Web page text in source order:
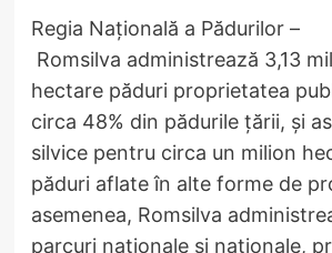
​Regia Națională a Pădurilor –
Romsilva administrează 3,13
hectare păduri proprietatea
circa 48% din pădurile țării, și
silvice pentru circa un milion
păduri aflate în alte forme de
asemenea, Romsilva
parcuri naționale și naționale,